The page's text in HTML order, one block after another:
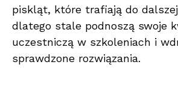
piskląt, które trafiają do
dlatego stale podnoszą swoje
uczestniczą w szkoleniach i
sprawdzone rozwiązania.